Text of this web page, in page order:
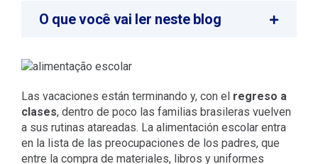
Las vacaciones están terminando y, con el regreso a
clases, dentro de poco las familias brasileras vuelven
a sus rutinas atareadas. La alimentación escolar entra
en la lista de las preocupaciones de los padres, que
entre la compra de materiales, libros y uniformes
O que você vai ler neste blog